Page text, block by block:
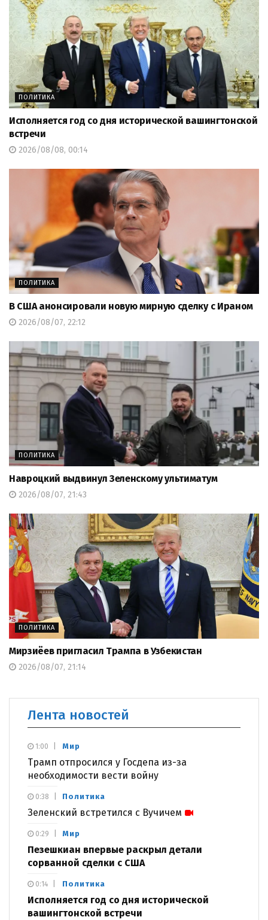
ПОЛИТИКА
Исполняется год со дня исторической вашингтонской
встречи
2026/08/08, 00:14
ПОЛИТИКА
В США анонсировали новую мирную сделку с Ираном
2026/08/07, 22:12
ПОЛИТИКА
Навроцкий выдвинул Зеленскому ультиматум
2026/08/07, 21:43
ПОЛИТИКА
Мирзиёев пригласил Трампа в Узбекистан
2026/08/07, 21:14
Лента новостей
Мир
Трамп отпросился у Госдепа из-за
необходимости вести войну
1:00
Политика
Зеленский встретился с Вучичем
0:38
Мир
Пезешкиан впервые раскрыл детали
сорванной сделки с США
0:29
Политика
Исполняется год со дня исторической
вашингтонской встречи
0:14